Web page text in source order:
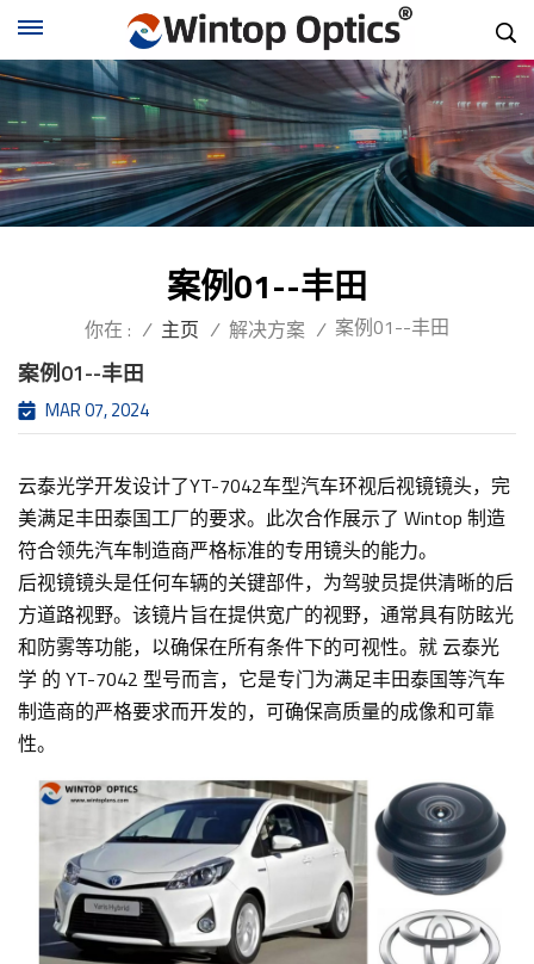
案例01--丰田
你在 : / 主页 / 解决方案 / 案例01--丰田
案例01--丰田
MAR 07, 2024
云泰光学开发设计了YT-7042车型汽车环视后视镜镜头，完
美满足丰田泰国工厂的要求。此次合作展示了 Wintop 制造
符合领先汽车制造商严格标准的专用镜头的能力。
后视镜镜头是任何车辆的关键部件，为驾驶员提供清晰的后
方道路视野。该镜片旨在提供宽广的视野，通常具有防眩光
和防雾等功能，以确保在所有条件下的可视性。就 云泰光
学 的 YT-7042 型号而言，它是专门为满足丰田泰国等汽车
制造商的严格要求而开发的，可确保高质量的成像和可靠
性。